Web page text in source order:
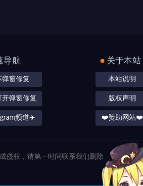
导航
弹窗修复
开弹窗修复
频道✈️
关于本站
本站说明
版权声明
❤️赞助网站❤️
侵权，请第一时间联系我们删除